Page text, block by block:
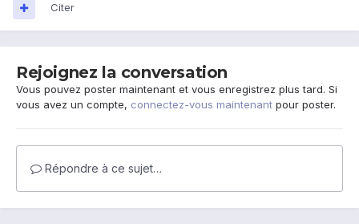
Citer
Rejoignez la conversation
Vous pouvez poster maintenant et vous enregistrez plus tard. Si
vous avez un compte, connectez-vous maintenant pour poster.
Répondre à ce sujet…